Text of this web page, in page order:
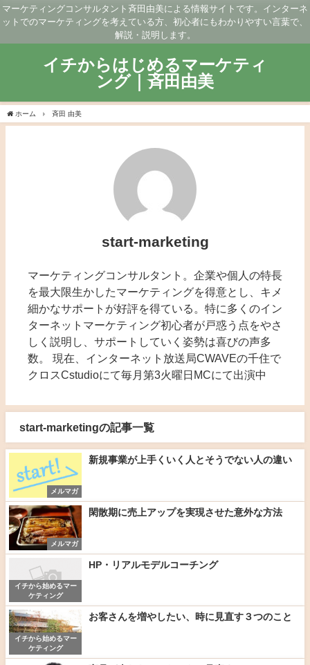
マーケティングコンサルタント斉田由美による情報サイトです。インターネ
ットでのマーケティングを考えている方、初心者にもわかりやすい言葉で、
解説・説明します。
イチからはじめるマーケティ
ング｜斉田由美
ホーム 斉田 由美
start-marketing
マーケティングコンサルタント。企業や個人の特長
を最大限生かしたマーケティングを得意とし、キメ
細かなサポートが好評を得ている。特に多くのイン
ターネットマーケティング初心者が戸惑う点をやさ
しく説明し、サポートしていく姿勢は喜びの声多
数。 現在、インターネット放送局CWAVEの千住で
クロスCstudioにて毎月第3火曜日MCにて出演中
start-marketingの記事一覧
メルマガ
新規事業が上手くいく人とそうでない人の違い
メルマガ
閑散期に売上アップを実現させた意外な方法
イチから始めるマー
ケティング
HP・リアルモデルコーチング
イチから始めるマー
ケティング
お客さんを増やしたい、時に見直す３つのこと